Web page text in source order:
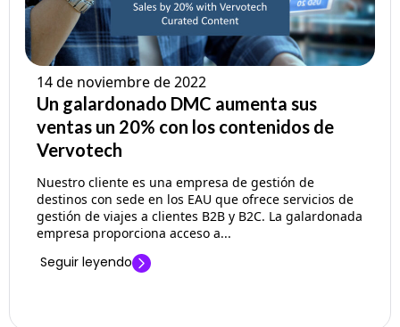
14 de noviembre de 2022
Un galardonado DMC aumenta sus
ventas un 20% con los contenidos de
Vervotech
Nuestro cliente es una empresa de gestión de
destinos con sede en los EAU que ofrece servicios de
gestión de viajes a clientes B2B y B2C. La galardonada
empresa proporciona acceso a...
Seguir leyendo